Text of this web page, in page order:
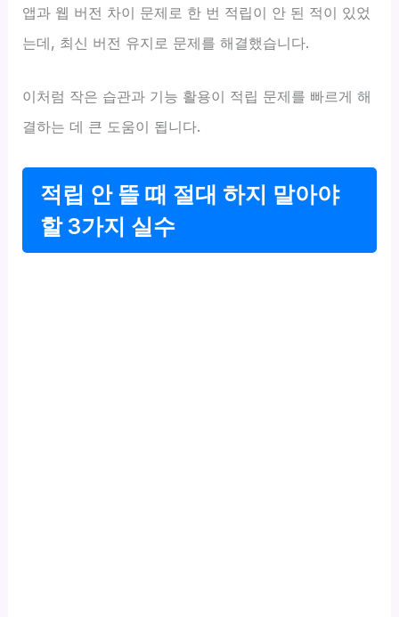
앱과 웹 버전 차이 문제로 한 번 적립이 안 된 적이 있었
는데, 최신 버전 유지로 문제를 해결했습니다.
이처럼 작은 습관과 기능 활용이 적립 문제를 빠르게 해
결하는 데 큰 도움이 됩니다.
적립 안 뜰 때 절대 하지 말아야
할 3가지 실수